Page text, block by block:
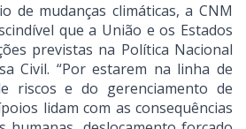
de mudanças climáticas, a CNM
que a União e os Estados
previstas na Política Nacional
Civil. “Por estarem na linha de
riscos e do gerenciamento de
lidam com as consequências